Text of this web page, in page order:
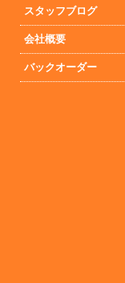
スタッフブログ
会社概要
バックオーダー